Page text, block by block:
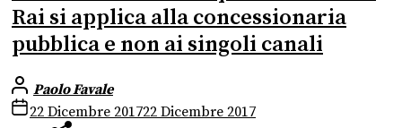
Rai si applica alla concessionaria
pubblica e non ai singoli canali
Paolo Favale
22 Dicembre 201722 Dicembre 2017